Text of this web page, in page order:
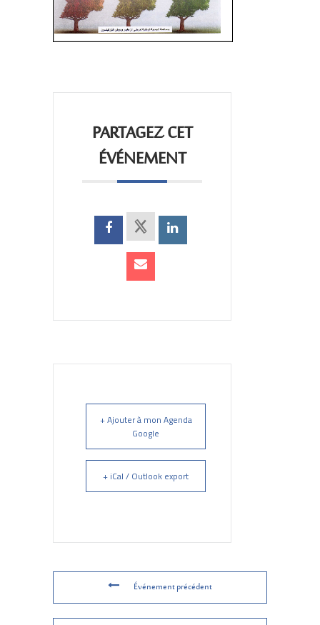
PARTAGEZ CET
ÉVÉNEMENT
+ Ajouter à mon Agenda
Google
+ iCal / Outlook export
Événement précédent